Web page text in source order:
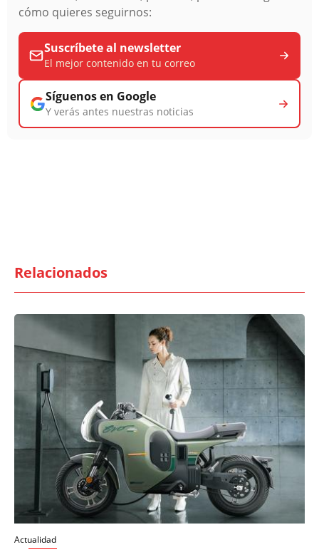
cómo quieres seguirnos:
Suscríbete al newsletter
El mejor contenido en tu correo
Síguenos en Google
Y verás antes nuestras noticias
Relacionados
Actualidad